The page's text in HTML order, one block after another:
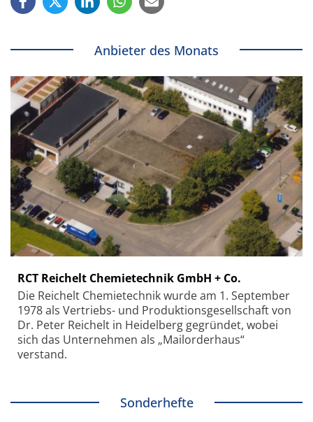
Anbieter des Monats
RCT Reichelt Chemietechnik GmbH + Co.
Die Reichelt Chemietechnik wurde am 1. September
1978 als Vertriebs- und Produktionsgesellschaft von
Dr. Peter Reichelt in Heidelberg gegründet, wobei
sich das Unternehmen als „Mailorderhaus“
verstand.
Sonderhefte